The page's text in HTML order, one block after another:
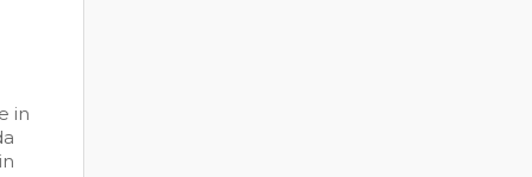
in